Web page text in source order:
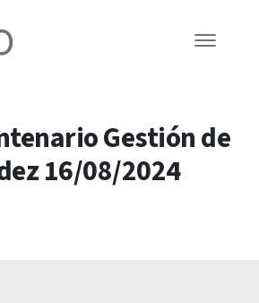
Gestión de
16/08/2024